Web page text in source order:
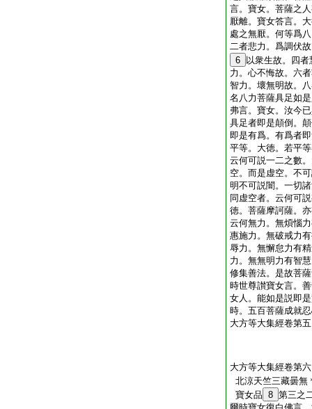
言。寶女。菩薩之
厭離。寶女答言。
處之無厭。何等爲
二者悲力。爲調伏
6
以衆生故。四
力。心不悔故。六
智力。壞無明故。
名八力菩薩具足如
弗言。寶女。汝今
具足者即是顛倒。
即是有爲。有爲者
平等。大徳。若平
云何可説一二之數
空。而是虚空。不
明不可説闇。一切
同虚空者。云何可
徳。菩薩摩訶薩。
云何無力。無煩惱
惠施力。無破戒力
辱力。無懈怠力有
力。無無明力有智
修集善法。是故菩
時世尊讃寶女言。
女人。能如是説即
時。五百菩薩成就
大方等大集經卷第五
大方等大集經卷第六
北涼天竺三藏曇無
寶女品 8 第三之